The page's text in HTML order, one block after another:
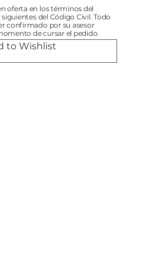
to Wishlist
oferta en los términos del
siguientes del Código Civil. Todo
confirmado por su asesor
de cursar el pedido.